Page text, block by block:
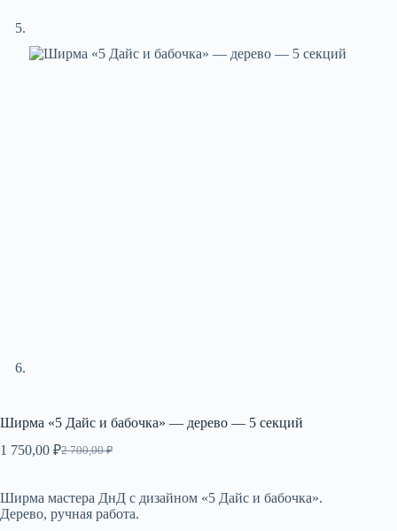
Ширма «5 Дайс и бабочка» — дерево — 5 секций
2 700,00₽
Первоначальная
2
700,00 ₽.
1 750,00 ₽
Текущая
750,00 ₽.
Ширма мастера ДнД с дизайном «5 Дайс и бабочка».
Дерево, ручная работа.